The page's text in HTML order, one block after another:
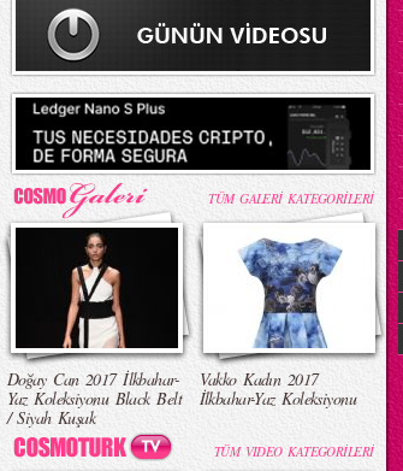
TÜM GALERİ KATEGORİLERİ
Doğay Can 2017 İlkbahar-
Yaz Koleksiyonu Black Belt
/ Siyah Kuşak
Vakko Kadın 2017
İlkbahar-Yaz Koleksiyonu
TÜM VIDEO KATEGORİLERİ